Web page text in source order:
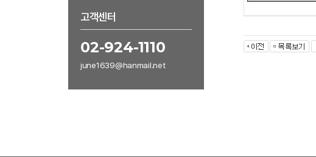
고객센터
02-924-1110
june1639@hanmail.net